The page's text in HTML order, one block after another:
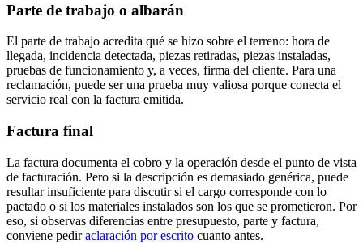
Parte de trabajo o albarán
El parte de trabajo acredita qué se hizo sobre el terreno: hora de
llegada, incidencia detectada, piezas retiradas, piezas instaladas,
pruebas de funcionamiento y, a veces, firma del cliente. Para una
reclamación, puede ser una prueba muy valiosa porque conecta el
servicio real con la factura emitida.
Factura final
La factura documenta el cobro y la operación desde el punto de vista
de facturación. Pero si la descripción es demasiado genérica, puede
resultar insuficiente para discutir si el cargo corresponde con lo
pactado o si los materiales instalados son los que se prometieron. Por
eso, si observas diferencias entre presupuesto, parte y factura,
conviene pediraclaración por escrito cuanto antes.